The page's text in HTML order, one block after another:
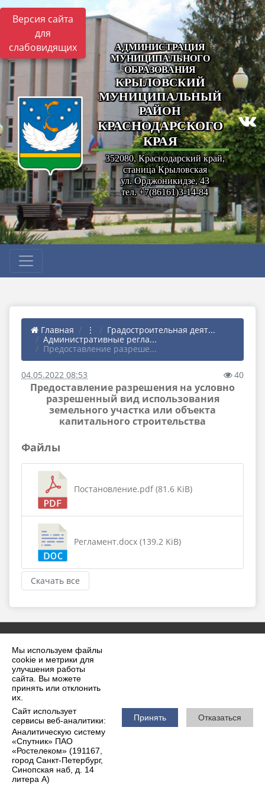
Мы используем файлы
cookie и метрики для
улучшения работы
сайта. Вы можете
принять или отклонить
их.
Сайт использует
сервисы веб-аналитики:
Аналитическую систему
«Спутник» ПАО
«Ростелеком» (191167,
город Санкт-Петербург,
Синопская наб, д. 14
литера А)
Принять Отказаться
Версия сайта
для
слабовидящих
АДМИНИСТРАЦИЯ
МУНИЦИПАЛЬНОГО
ОБРАЗОВАНИЯ
КРЫЛОВСКИЙ
МУНИЦИПАЛЬНЫЙ
РАЙОН
КРАСНОДАРСКОГО
КРАЯ
352080, Краснодарский край,
станица Крыловская
ул. Орджоникидзе, 43
тел. +7(86161)3-14-84
Главная ⋮
Градостроительная деят...
Административные регла...
Предоставление разреше...
04.05.2022 08:53 40
Предоставление разрешения на условно
разрешенный вид использования
земельного участка или объекта
капитального строительства
Файлы
Постановление.pdf (81.6 KiB)
Регламент.docx (139.2 KiB)
Скачать все
2026 г. krilovskaya.ru
Вход
Карта сайта
Политика обработки персональных данных
Сделано на KubCMS
Разработка и поддержка